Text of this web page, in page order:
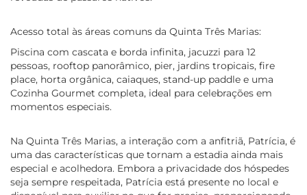
Acesso total às áreas comuns da Quinta Três Marias:
Piscina com cascata e borda infinita, jacuzzi para 12
pessoas, rooftop panorâmico, pier, jardins tropicais, fire
place, horta orgânica, caiaques, stand-up paddle e uma
Cozinha Gourmet completa, ideal para celebrações em
momentos especiais.
Na Quinta Três Marias, a interação com a anfitriã, Patrícia, é
uma das características que tornam a estadia ainda mais
especial e acolhedora. Embora a privacidade dos hóspedes
seja sempre respeitada, Patrícia está presente no local e